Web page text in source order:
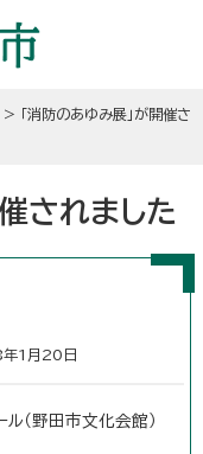
> 「消防のあゆみ展」が開催さ
されました
1月20日
（野田市文化会館）